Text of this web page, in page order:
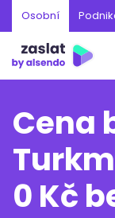
Osobní
Cena
0 Kč